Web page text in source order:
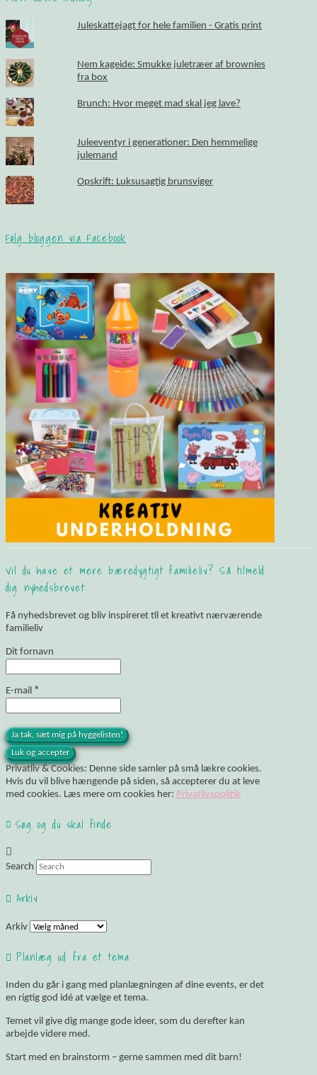
Juleskattejagt for hele familien - Gratis print
Nem kageide: Smukke juletræer af brownies
fra box
Brunch: Hvor meget mad skal jeg lave?
Juleeventyr i generationer: Den hemmelige
julemand
Opskrift: Luksusagtig brunsviger
Følg bloggen via Facebook
Vil du have et mere bæredygtigt familieliv? Så tilmeld
dig nyhedsbrevet:
Få nyhedsbrevet og bliv inspireret til et kreativt nærværende
familieliv
Dit fornavn
E-mail *
Privatliv & Cookies: Denne side samler på små lækre cookies.
Hvis du vil blive hængende på siden, så accepterer du at leve
med cookies. Læs mere om cookies her: Privatlivspolitik
Søg og du skal finde:
Search
Arkiv
Arkiv
Planlæg ud fra et tema
Inden du går i gang med planlægningen af dine events, er det
en rigtig god idé at vælge et tema.
Temet vil give dig mange gode ideer, som du derefter kan
arbejde videre med.
Start med en brainstorm – gerne sammen med dit barn!